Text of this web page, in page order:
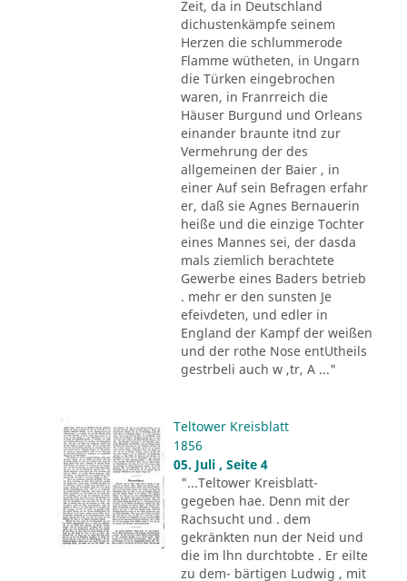
Zeit, da in Deutschland
dichustenkämpfe seinem
Herzen die schlummerode
Flamme wütheten, in Ungarn
die Türken eingebrochen
waren, in Franrreich die
Häuser Burgund und Orleans
einander braunte itnd zur
Vermehrung der des
allgemeinen der Baier , in
einer Auf sein Befragen erfahr
er, daß sie Agnes Bernauerin
heiße und die einzige Tochter
eines Mannes sei, der dasda
mals ziemlich berachtete
Gewerbe eines Baders betrieb
. mehr er den sunsten Je
efeivdeten, und edler in
England der Kampf der weißen
und der rothe Nose entUtheils
gestrbeli auch w ,tr, A ..."
Teltower Kreisblatt
1856
05. Juli , Seite 4
"...Teltower Kreisblatt-
gegeben hae. Denn mit der
Rachsucht und . dem
gekränkten nun der Neid und
die im lhn durchtobte . Er eilte
zu dem- bärtigen Ludwig , mit